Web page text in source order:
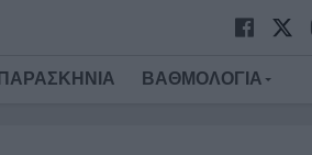
ΠΑΡΑΣΚΗΝΙΑ ΒΑΘΜΟΛΟΓΙΑ